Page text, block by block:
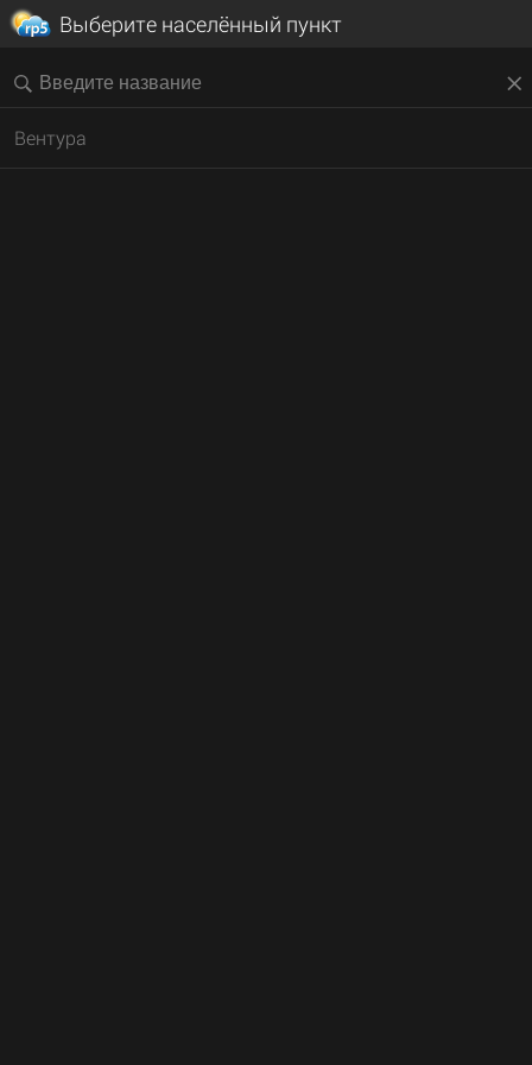
Выберите населённый пункт
Вентура